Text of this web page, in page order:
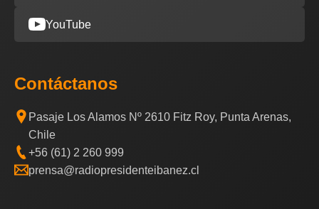
YouTube
Contáctanos
Pasaje Los Alamos Nº 2610 Fitz Roy, Punta Arenas,
Chile
+56 (61) 2 260 999
prensa@radiopresidenteibanez.cl